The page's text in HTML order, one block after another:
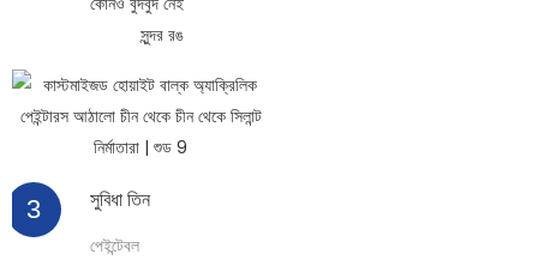
সুন্দর রঙ
3 সুবিধা তিন
পেইন্টেবল